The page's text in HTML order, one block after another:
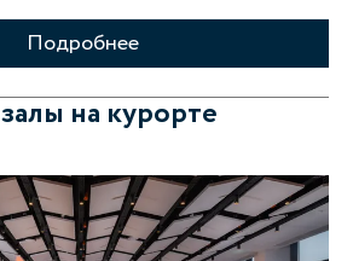
Подробнее
на курорте